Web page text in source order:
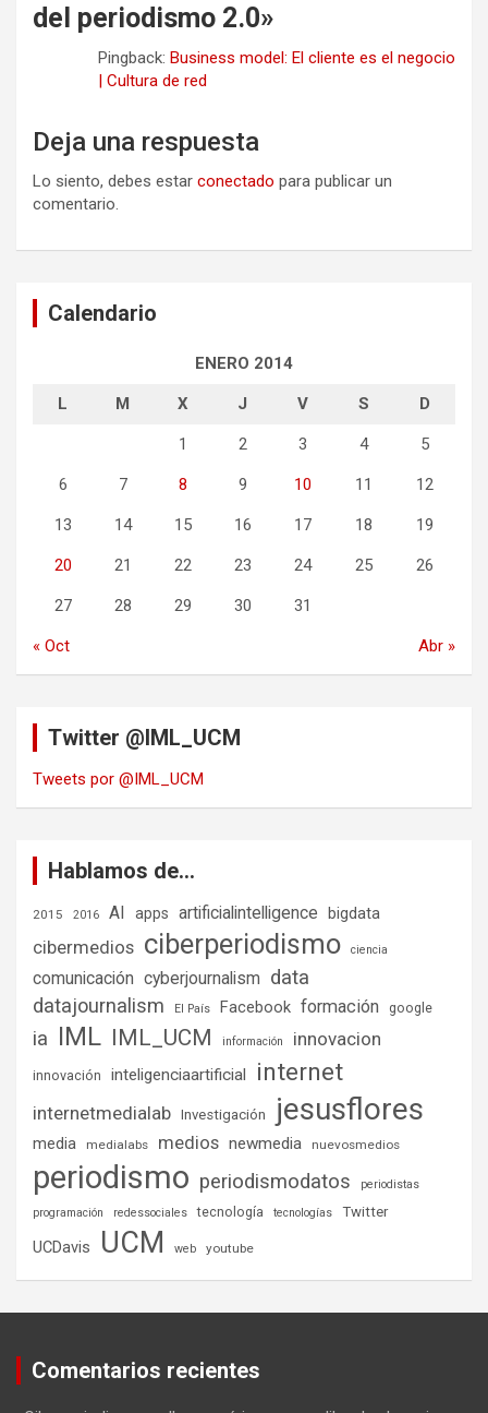
del periodismo 2.0»
Pingback: Business model: El cliente es el negocio
| Cultura de red
Deja una respuesta
Lo siento, debes estar conectado para publicar un
comentario.
Calendario
ENERO 2014
L M X J V S D
1 2 3 4 5
6 7 8 9 10 11 12
13 14 15 16 17 18 19
20 21 22 23 24 25 26
27 28 29 30 31
« Oct Abr »
Twitter @IML_UCM
Tweets por @IML_UCM
Hablamos de…
2015 2016 AI apps artificialintelligence bigdata
cibermedios ciberperiodismo ciencia
comunicación cyberjournalism data
datajournalism El País Facebook formación google
ia IML IML_UCM información innovacion
innovación inteligenciaartificial internet
internetmedialab Investigación jesusflores
media medialabs medios newmedia nuevosmedios
periodismo periodismodatos
periodistas
programación
redessociales tecnología tecnologías Twitter
UCDavis UCM web youtube
Comentarios recientes